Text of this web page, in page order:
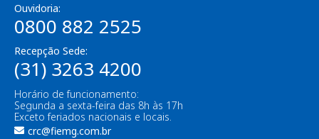
Ouvidoria:
0800 882 2525
Recepção Sede:
(31) 3263 4200
Horário de funcionamento:
Segunda a sexta-feira das 8h às 17h
Exceto feriados nacionais e locais.
crc@fiemg.com.br